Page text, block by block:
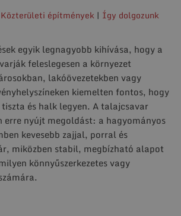
Közterületi építmények | Így dolgozunk
egyik legnagyobb kihívása, hogy a
feleslegesen a környezet
lakóövezetekben vagy
kiemelten fontos, hogy
és halk legyen. A talajcsavar
erre nyújt megoldást: a hagyományos
kevesebb zajjal, porral és
miközben stabil, megbízható alapot
könnyűszerkezetes vagy